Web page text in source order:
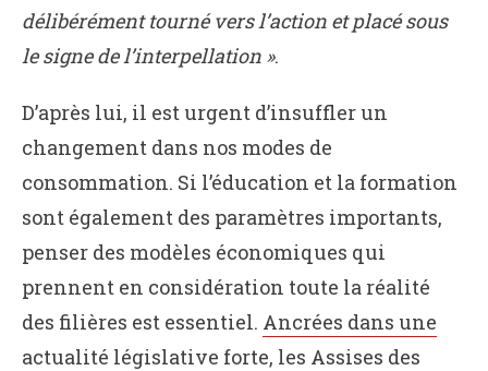
délibérément tourné vers l’action et placé sous
le signe de l’interpellation ».
D’après lui, il est urgent d’insuffler un
changement dans nos modes de
consommation. Si l’éducation et la formation
sont également des paramètres importants,
penser des modèles économiques qui
prennent en considération toute la réalité
des filières est essentiel. Ancrées dans une
actualité législative forte, les Assises des